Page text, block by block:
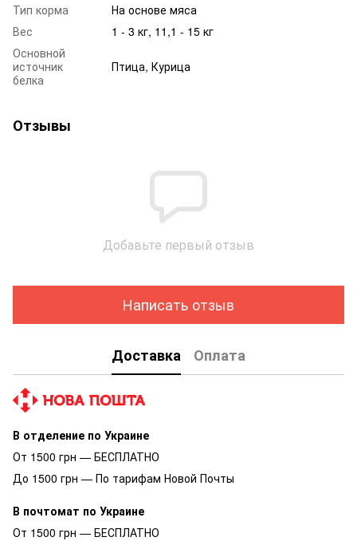
Тип корма
На основе мяса
Вес
1 - 3 кг, 11,1 - 15 кг
Основной
источник
белка
Птица, Курица
Отзывы
Добавьте первый отзыв
Написать отзыв
Доставка Оплата
В отделение по Украине
От 1500 грн — БЕСПЛАТНО
До 1500 грн — По тарифам Новой Почты
В почтомат по Украине
От 1500 грн — БЕСПЛАТНО